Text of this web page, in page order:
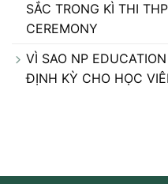
SẮC TRONG KÌ THI
CEREMONY
VÌ SAO NP
ĐỊNH KỲ CHO HỌC